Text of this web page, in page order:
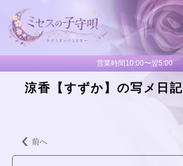
営業時間10:00〜翌5:00
涼香【すずか】の写メ日記
前へ